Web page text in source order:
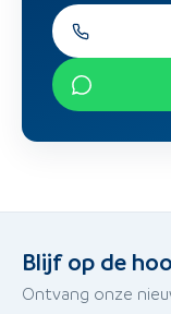
Blijf op de
Ontvang onze